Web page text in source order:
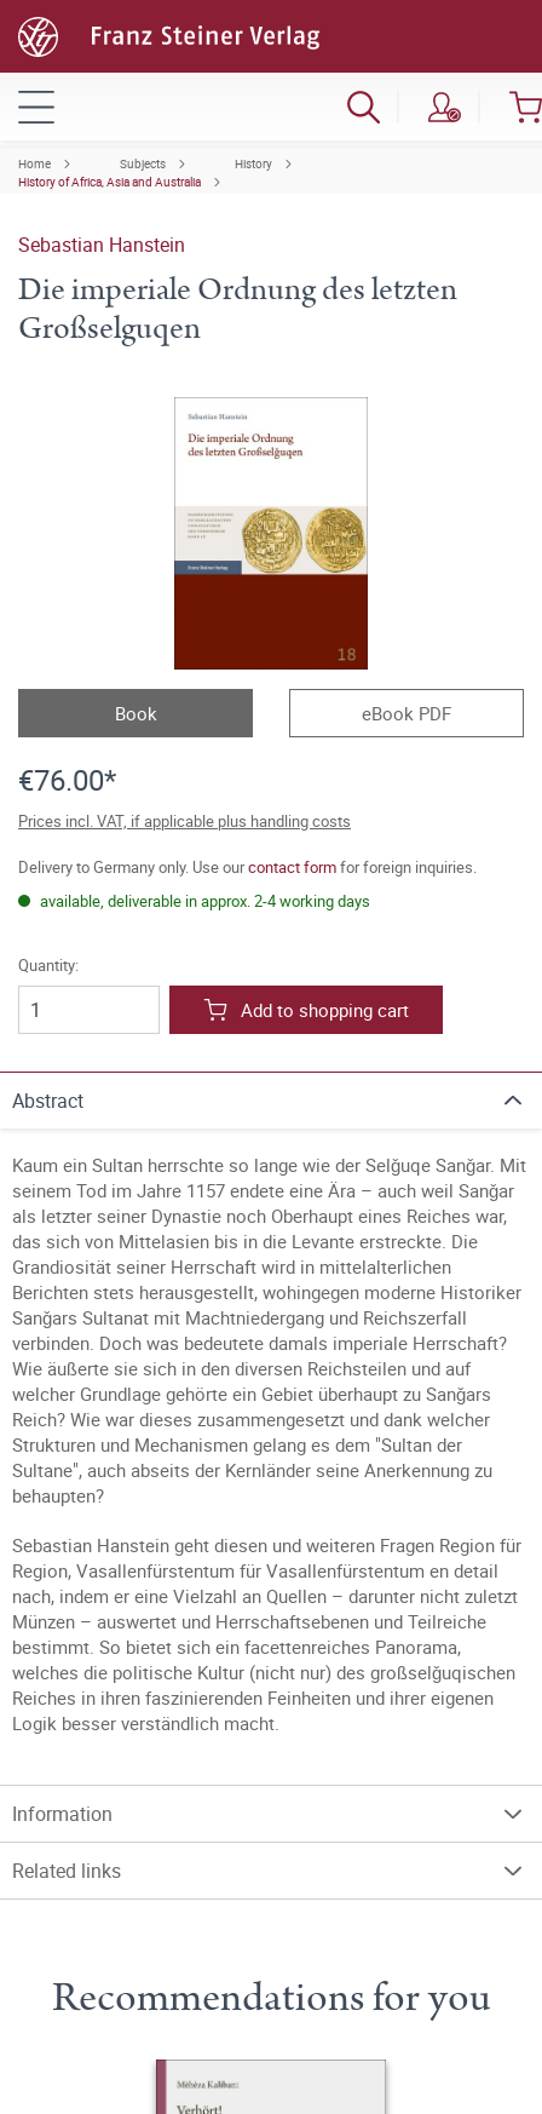
Home Subjects
History
History of Africa, Asia and Australia
Sebastian Hanstein
Die imperiale Ordnung des letzten
Großselguqen
Book eBook PDF
€76.00*
Prices incl. VAT, if applicable plus handling costs
Delivery to Germany only. Use ourcontact formfor foreign inquiries.
available, deliverable in approx. 2-4 working days
Quantity:
Add to shopping cart
Abstract
Kaum ein Sultan herrschte so lange wie der Selǧuqe Sanǧar. Mit
seinem Tod im Jahre 1157 endete eine Ära – auch weil Sanǧar
als letzter seiner Dynastie noch Oberhaupt eines Reiches war,
das sich von Mittelasien bis in die Levante erstreckte. Die
Grandiosität seiner Herrschaft wird in mittelalterlichen
Berichten stets herausgestellt, wohingegen moderne Historiker
Sanǧars Sultanat mit Machtniedergang und Reichszerfall
verbinden. Doch was bedeutete damals imperiale Herrschaft?
Wie äußerte sie sich in den diversen Reichsteilen und auf
welcher Grundlage gehörte ein Gebiet überhaupt zu Sanǧars
Reich? Wie war dieses zusammengesetzt und dank welcher
Strukturen und Mechanismen gelang es dem "Sultan der
Sultane", auch abseits der Kernländer seine Anerkennung zu
behaupten?
Sebastian Hanstein geht diesen und weiteren Fragen Region für
Region, Vasallenfürstentum für Vasallenfürstentum en detail
nach, indem er eine Vielzahl an Quellen – darunter nicht zuletzt
Münzen – auswertet und Herrschaftsebenen und Teilreiche
bestimmt. So bietet sich ein facettenreiches Panorama,
welches die politische Kultur (nicht nur) des großselǧuqischen
Reiches in ihren faszinierenden Feinheiten und ihrer eigenen
Logik besser verständlich macht.
Information
Related links
Recommendations for you